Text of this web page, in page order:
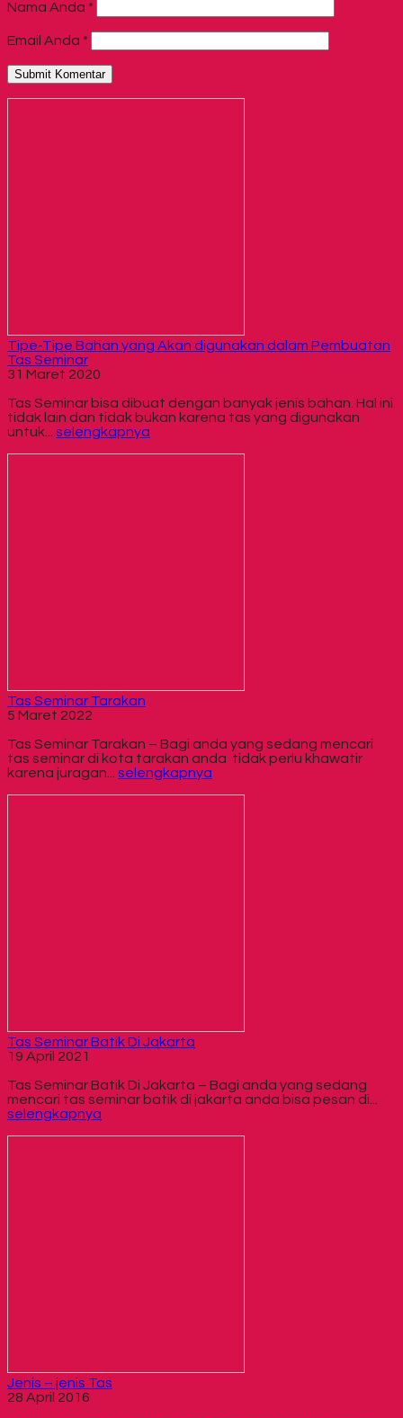
Nama Anda *
Email Anda *
Tipe-Tipe Bahan yang Akan digunakan dalam Pembuatan
Tas Seminar
31 Maret 2020
Tas Seminar bisa dibuat dengan banyak jenis bahan. Hal ini
tidak lain dan tidak bukan karena tas yang digunakan
untuk... selengkapnya
Tas Seminar Tarakan
5 Maret 2022
Tas Seminar Tarakan – Bagi anda yang sedang mencari
tas seminar di kota tarakan anda tidak perlu khawatir
karena juragan... selengkapnya
Tas Seminar Batik Di Jakarta
19 April 2021
Tas Seminar Batik Di Jakarta – Bagi anda yang sedang
mencari tas seminar batik di jakarta anda bisa pesan di...
selengkapnya
Jenis – jenis Tas
28 April 2016